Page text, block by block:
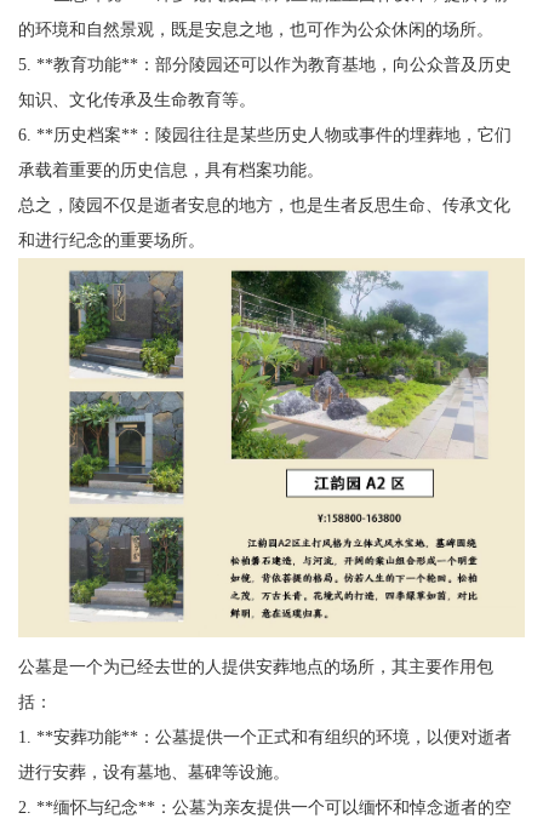
的环境和自然景观，既是安息之地，也可作为公众休闲的场所。
5. **教育功能**：部分陵园还可以作为教育基地，向公众普及历史
知识、文化传承及生命教育等。
6. **历史档案**：陵园往往是某些历史人物或事件的埋葬地，它们
承载着重要的历史信息，具有档案功能。
总之，陵园不仅是逝者安息的地方，也是生者反思生命、传承文化
和进行纪念的重要场所。
公墓是一个为已经去世的人提供安葬地点的场所，其主要作用包
括：
1. **安葬功能**：公墓提供一个正式和有组织的环境，以便对逝者
进行安葬，设有墓地、墓碑等设施。
2. **缅怀与纪念**：公墓为亲友提供一个可以缅怀和悼念逝者的空